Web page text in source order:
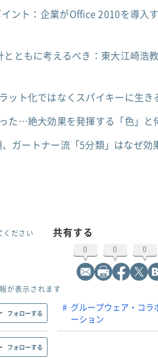
ント：企業がOffice 2010を導入
ともに考えるべき：東大江崎浩
ット化ではなくスパイキーに生き
た…絶大効果を発揮する「色」と
ガートナー流「5分類」はなぜ効
ください
共有する
0 0 0
が表示されます
フォローする
グループウェア・コラ
ーション
フォローする